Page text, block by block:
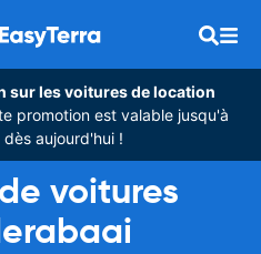
sur les voitures de location
promotion est valable jusqu'à
aujourd'hui !
voitures